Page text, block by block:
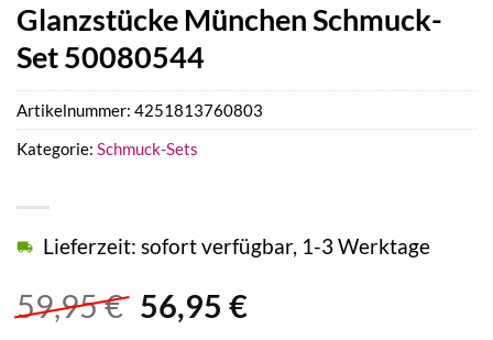
Glanzstücke München Schmuck-
Set 50080544
59,95€ Ursprünglicher
56,95 €Aktueller
Lieferzeit: sofort verfügbar, 1-3 Werktage
Artikelnummer: 4251813760803
Kategorie: Schmuck-Sets